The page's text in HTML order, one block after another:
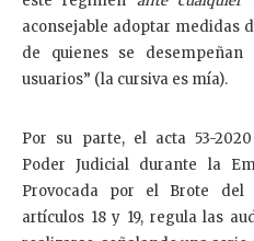
aconsejable adoptar medidas
de quienes se
usuarios” (la cursiva es mía).
Por su parte, el acta 53-
Poder Judicial durante la
Provocada por el Brote del
artículos 18 y 19, regula las